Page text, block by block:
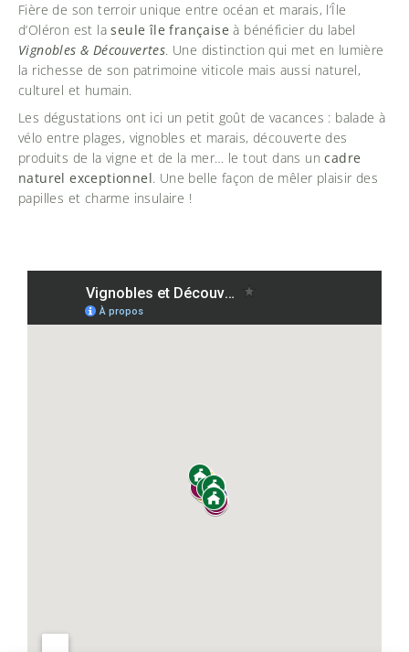
Fière de son terroir unique entre océan et marais, l’Île
d’Oléron est la seule île française à bénéficier du label
Vignobles & Découvertes. Une distinction qui met en lumière
la richesse de son patrimoine viticole mais aussi naturel,
culturel et humain.
Les dégustations ont ici un petit goût de vacances : balade à
vélo entre plages, vignobles et marais, découverte des
produits de la vigne et de la mer… le tout dans uncadre
naturel exceptionnel. Une belle façon de mêler plaisir des
papilles et charme insulaire !